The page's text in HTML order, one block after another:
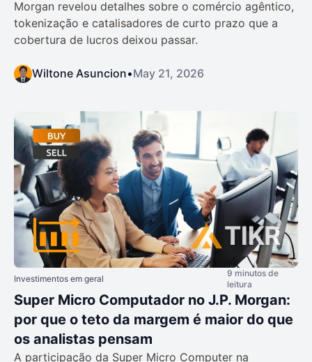
Morgan revelou detalhes sobre o comércio agêntico,
tokenização e catalisadores de curto prazo que a
cobertura de lucros deixou passar.
Wiltone Asuncion•May 21, 2026
Investimentos em geral
9 minutos de
leitura
Super Micro Computador no J.P. Morgan:
por que o teto da margem é maior do que
os analistas pensam
A participação da Super Micro Computer na